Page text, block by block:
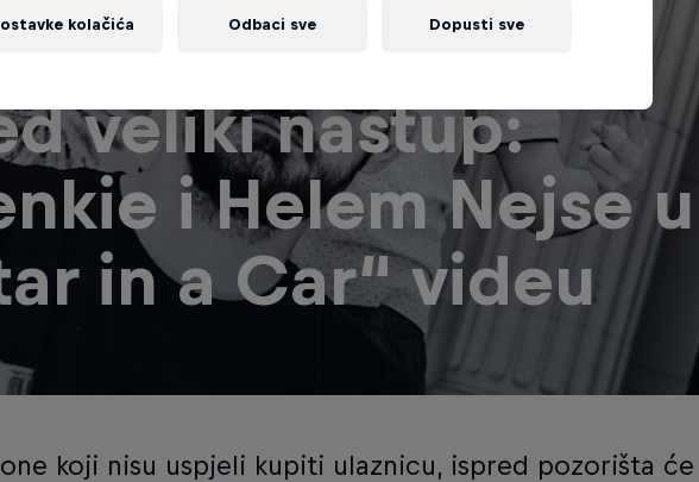
veliki nastup:
i Helem Nejse u
in a Car“ videu
koji nisu uspjeli kupiti ulaznicu, ispred pozorišta
kolačića Odbaci sve Dopusti sve